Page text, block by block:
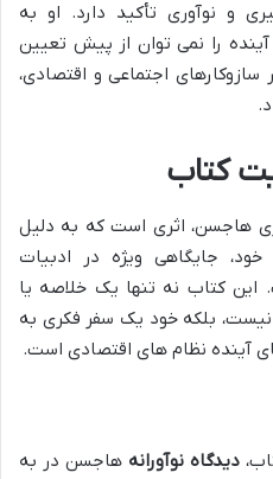
و نوآوری تأکید دارد. او به
را نمی توان از پیش تعیین
اجتماعی و اقتصادی،
کتاب
هاجسن، اثری است که به دلیل
جایگاهی ویژه در ادبیات
این کتاب نه تنها یک خلاصه یا
بلکه خود یک سفر فکری به
آینده نظام های اقتصادی است.
دیدگاه نوآورانه هاجسن در به